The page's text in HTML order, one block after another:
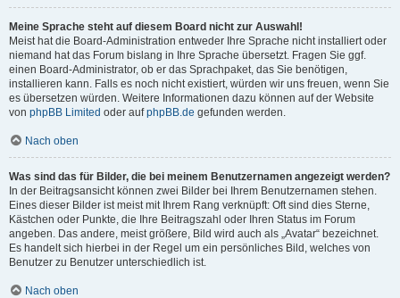
Meine Sprache steht auf diesem Board nicht zur Auswahl!
Meist hat die Board-Administration entweder Ihre Sprache nicht installiert oder
niemand hat das Forum bislang in Ihre Sprache übersetzt. Fragen Sie ggf.
einen Board-Administrator, ob er das Sprachpaket, das Sie benötigen,
installieren kann. Falls es noch nicht existiert, würden wir uns freuen, wenn Sie
es übersetzen würden. Weitere Informationen dazu können auf der Website
von phpBB Limited oder aufphpBB.de gefunden werden.
Nach oben
Was sind das für Bilder, die bei meinem Benutzernamen angezeigt werden?
In der Beitragsansicht können zwei Bilder bei Ihrem Benutzernamen stehen.
Eines dieser Bilder ist meist mit Ihrem Rang verknüpft: Oft sind dies Sterne,
Kästchen oder Punkte, die Ihre Beitragszahl oder Ihren Status im Forum
angeben. Das andere, meist größere, Bild wird auch als „Avatar“ bezeichnet.
Es handelt sich hierbei in der Regel um ein persönliches Bild, welches von
Benutzer zu Benutzer unterschiedlich ist.
Nach oben